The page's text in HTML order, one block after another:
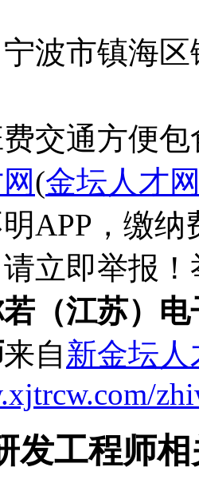
波市镇海
交通方便包
(金坛人才
APP，缴
立即举报
（江苏）
来自新金坛人
发工程师